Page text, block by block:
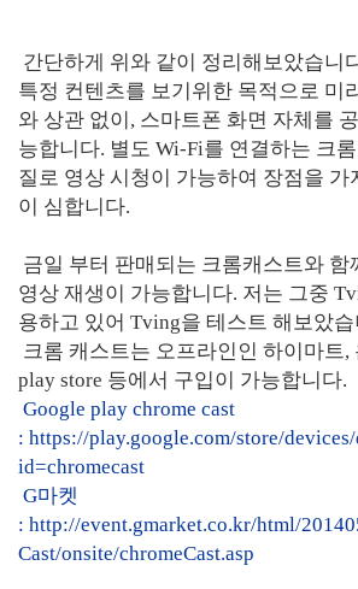
간단하게 위와 같이 정리해보았습니
특정 컨텐츠를 보기위한 목적으로 미
와 상관 없이, 스마트폰 화면 자체를
능합니다. 별도 Wi-Fi를 연결하는 크
질로 영상 시청이 가능하여 장점을 가
이 심합니다.
금일 부터 판매되는 크롬캐스트와 함
영상 재생이 가능합니다. 저는 그중
용하고 있어 Tving을 테스트 해보았습
크롬 캐스트는 오프라인인 하이마트,
play store 등에서 구입이 가능합니다.
Google play chrome cast
: https://play.google.com/store/
id=chromecast
G마켓
: http://event.gmarket.co.kr/html/
Cast/onsite/chromeCast.asp